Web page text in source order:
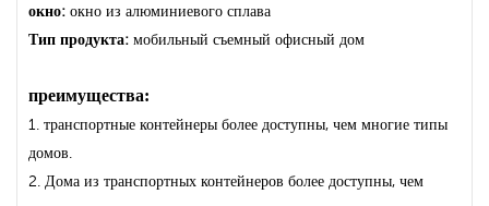
окно: окно из алюминиевого сплава
Тип продукта: мобильный съемный офисный дом
преимущества:
1. транспортные контейнеры более доступны, чем многие типы
домов.
2. Дома из транспортных контейнеров более доступны, чем